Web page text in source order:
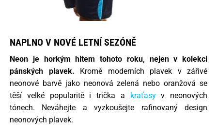
NAPLNO V NOVÉ LETNÍ SEZÓNĚ
Neon je horkým hitem tohoto roku, nejen v kolekci
pánských plavek. Kromě moderních plavek v zářivé
neonové barvě jako neonová zelená nebo oranžová se
těší velké popularitě i trička a kraťasyv neonových
tónech. Neváhejte a vyzkoušejte rafinovaný design
neonových plavek.